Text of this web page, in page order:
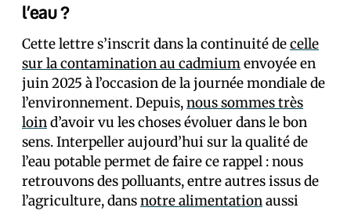
l’eau ?
Cette lettre s’inscrit dans la continuité decelle
sur la contamination au cadmiumenvoyée en
juin 2025 à l’occasion de la journée mondiale de
l’environnement. Depuis,nous sommes très
loind’avoir vu les choses évoluer dans le bon
sens. Interpeller aujourd’hui sur la qualité de
l’eau potable permet de faire ce rappel : nous
retrouvons des polluants, entre autres issus de
l’agriculture, dansnotre alimentationaussi